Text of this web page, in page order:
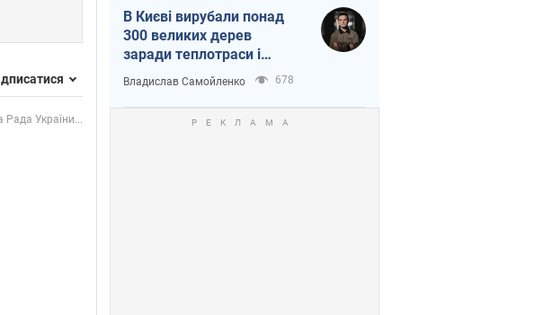
Рада України...
В Києві вирубали понад
300 великих дерев
заради теплотраси і
всупереч Генплану
Владислав Самойленко 678